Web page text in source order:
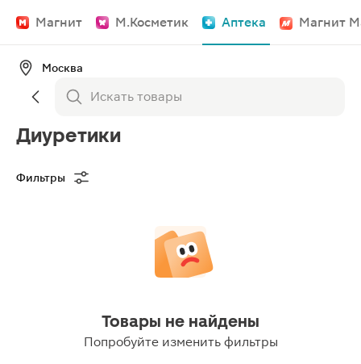
Магнит М.Косметик Аптека Магнит
Москва
Диуретики
Фильтры
Товары не найдены
Попробуйте изменить фильтры